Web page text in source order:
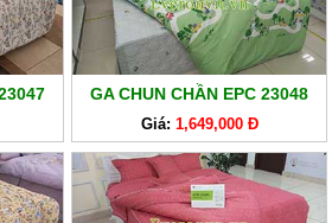
GA CHUN CHẦN EPC 23048
Giá: 1,649,000 Đ